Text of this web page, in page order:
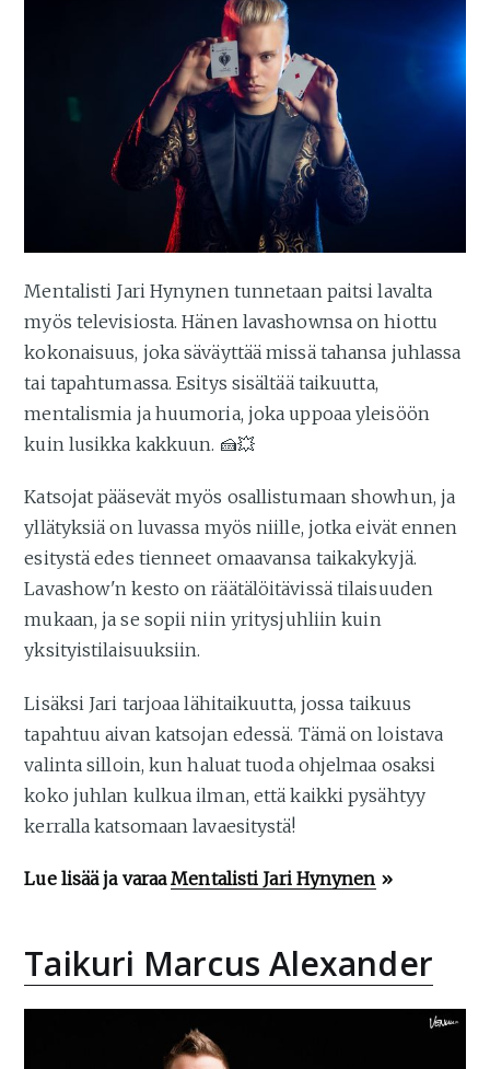
Mentalisti Jari Hynynen tunnetaan paitsi lavalta
myös televisiosta. Hänen lavashownsa on hiottu
kokonaisuus, joka säväyttää missä tahansa juhlassa
tai tapahtumassa. Esitys sisältää taikuutta,
mentalismia ja huumoria, joka uppoaa yleisöön
kuin lusikka kakkuun. 🍰💥
Katsojat pääsevät myös osallistumaan showhun, ja
yllätyksiä on luvassa myös niille, jotka eivät ennen
esitystä edes tienneet omaavansa taikakykyjä.
Lavashow'n kesto on räätälöitävissä tilaisuuden
mukaan, ja se sopii niin yritysjuhliin kuin
yksityistilaisuuksiin.
Lisäksi Jari tarjoaa lähitaikuutta, jossa taikuus
tapahtuu aivan katsojan edessä. Tämä on loistava
valinta silloin, kun haluat tuoda ohjelmaa osaksi
koko juhlan kulkua ilman, että kaikki pysähtyy
kerralla katsomaan lavaesitystä!
Lue lisää ja varaaMentalisti Jari Hynynen »
Taikuri Marcus Alexander